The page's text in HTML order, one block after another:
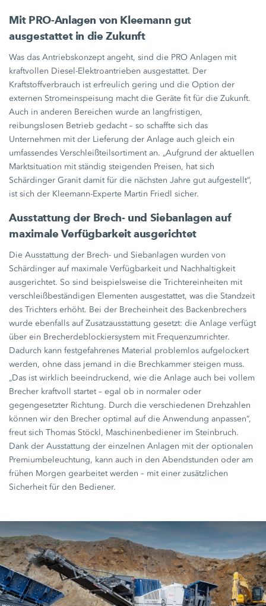
Mit PRO-Anlagen von Kleemann gut
ausgestattet in die Zukunft
Was das Antriebskonzept angeht, sind die PRO Anlagen mit
kraftvollen Diesel-Elektroantrieben ausgestattet. Der
Kraftstoffverbrauch ist erfreulich gering und die Option der
externen Stromeinspeisung macht die Geräte fit für die Zukunft.
Auch in anderen Bereichen wurde an langfristigen,
reibungslosen Betrieb gedacht – so schaffte sich das
Unternehmen mit der Lieferung der Anlage auch gleich ein
umfassendes Verschleißteilsortiment an. „Aufgrund der aktuellen
Marktsituation mit ständig steigenden Preisen, hat sich
Schärdinger Granit damit für die nächsten Jahre gut aufgestellt“,
ist sich der Kleemann-Experte Martin Friedl sicher.
Ausstattung der Brech- und Siebanlagen auf
maximale Verfügbarkeit ausgerichtet
Die Ausstattung der Brech- und Siebanlagen wurden von
Schärdinger auf maximale Verfügbarkeit und Nachhaltigkeit
ausgerichtet. So sind beispielsweise die Trichtereinheiten mit
verschleißbeständigen Elementen ausgestattet, was die Standzeit
des Trichters erhöht. Bei der Brecheinheit des Backenbrechers
wurde ebenfalls auf Zusatzausstattung gesetzt: die Anlage verfügt
über ein Brecherdeblockiersystem mit Frequenzumrichter.
Dadurch kann festgefahrenes Material problemlos aufgelockert
werden, ohne dass jemand in die Brechkammer steigen muss.
„Das ist wirklich beeindruckend, wie die Anlage auch bei vollem
Brecher kraftvoll startet – egal ob in normaler oder
gegengesetzter Richtung. Durch die verschiedenen Drehzahlen
können wir den Brecher optimal auf die Anwendung anpassen“,
freut sich Thomas Stöckl, Maschinenbediener im Steinbruch.
Dank der Ausstattung der einzelnen Anlagen mit der optionalen
Premiumbeleuchtung, kann auch in den Abendstunden oder am
frühen Morgen gearbeitet werden – mit einer zusätzlichen
Sicherheit für den Bediener.